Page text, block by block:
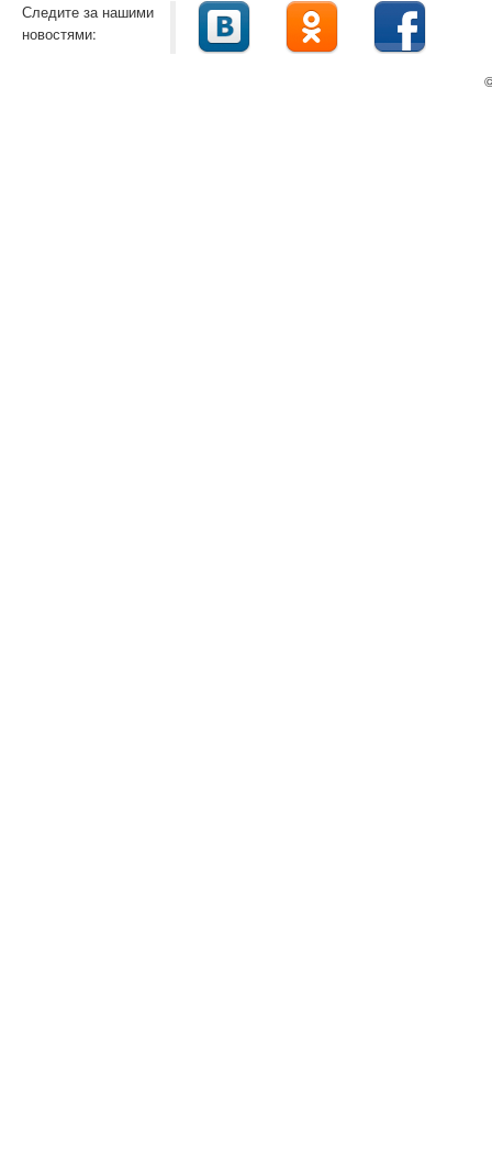
Следите за нашими
новостями: